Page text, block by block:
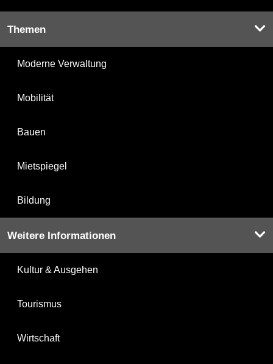
Themen
Moderne Verwaltung
Mobilität
Bauen
Mietspiegel
Bildung
Weitere Informationen
Kultur & Ausgehen
Tourismus
Wirtschaft